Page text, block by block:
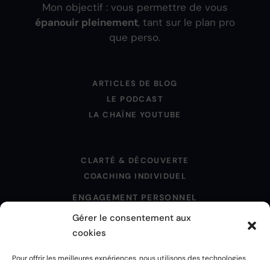
Gérer le consentement aux
cookies
Mon objectif : vous permettre de vous
épanouir pleinement, tant sur le plan pro
que perso.
ARTICLES DE BLOG
LE PODCAST
LA CHAÎNE YOUTUBE
CLARTÉ & DÉCOUVERTE
COACHING INDIVIDUEL
ENGAGEMENT PERSONNEL